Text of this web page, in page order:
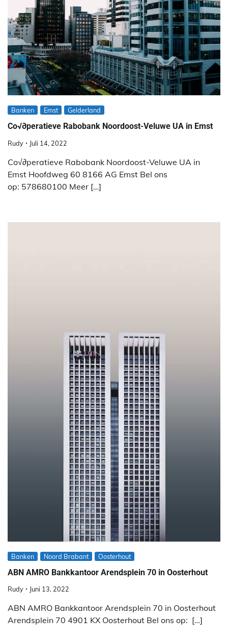
Banken Emst Gelderland
Co√∂peratieve Rabobank Noordoost-Veluwe UA in Emst
Rudy Juli 14, 2022
Co√∂peratieve Rabobank Noordoost-Veluwe UA in
Emst Hoofdweg 60 8166 AG Emst Bel ons
op: 578680100 Meer […]
Banken Noord Brabant Oosterhout
ABN AMRO Bankkantoor Arendsplein 70 in Oosterhout
Rudy Juni 13, 2022
ABN AMRO Bankkantoor Arendsplein 70 in Oosterhout
Arendsplein 70 4901 KX Oosterhout Bel ons op: […]